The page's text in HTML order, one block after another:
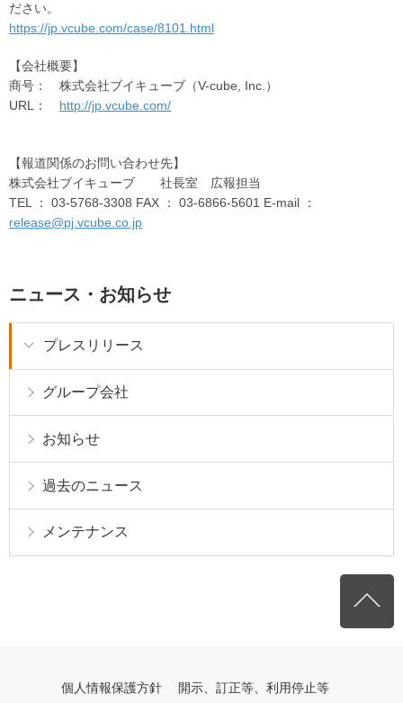
ださい。
https://jp.vcube.com/case/8101.html
【会社概要】
商号： 株式会社ブイキューブ（V-cube, Inc.）
URL： http://jp.vcube.com/
【報道関係のお問い合わせ先】
株式会社ブイキューブ 社長室 広報担当
TEL ： 03-5768-3308 FAX ： 03-6866-5601 E-mail ：
release@pj.vcube.co.jp
ニュース・お知らせ
プレスリリース
グループ会社
お知らせ
過去のニュース
メンテナンス
個人情報保護方針 開示、訂正等、利用停止等